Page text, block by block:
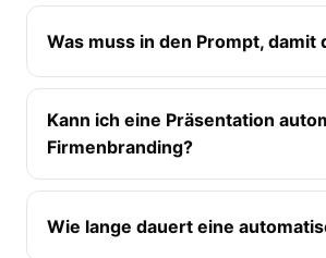
Was muss in den Prompt,
Kann ich eine Präsentation
Firmenbranding?
Wie lange dauert eine